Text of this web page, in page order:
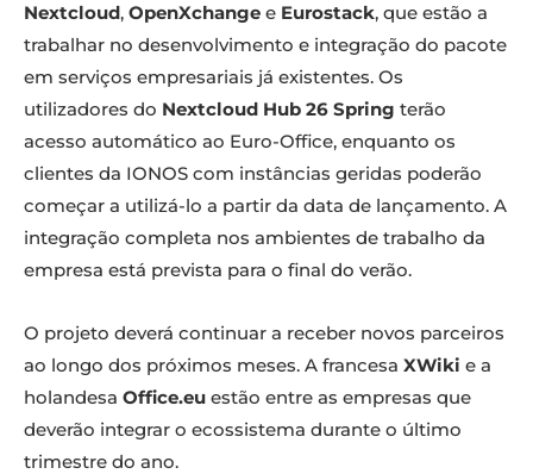
Nextcloud, OpenXchange e Eurostack, que estão a
trabalhar no desenvolvimento e integração do pacote
em serviços empresariais já existentes. Os
utilizadores do Nextcloud Hub 26 Spring terão
acesso automático ao Euro-Office, enquanto os
clientes da IONOS com instâncias geridas poderão
começar a utilizá-lo a partir da data de lançamento. A
integração completa nos ambientes de trabalho da
empresa está prevista para o final do verão.
O projeto deverá continuar a receber novos parceiros
ao longo dos próximos meses. A francesa XWiki e a
holandesa Office.eu estão entre as empresas que
deverão integrar o ecossistema durante o último
trimestre do ano.